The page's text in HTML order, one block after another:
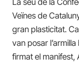
Veïnes de
gran plasticitat.
van posar
firmat el manifest,